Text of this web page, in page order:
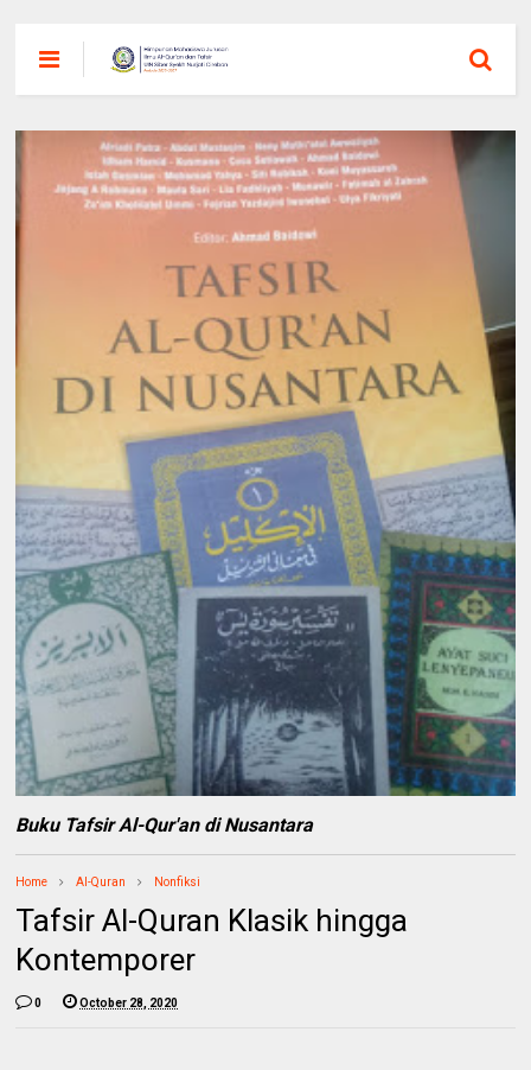
Buku Tafsir Al-Qur'an di Nusantara
Home Al-Quran Nonfiksi
Tafsir Al-Quran Klasik hingga
Kontemporer
0 October 28, 2020